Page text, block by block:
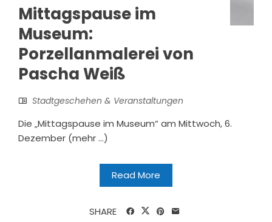
Mittagspause im
Museum:
Porzellanmalerei von
Pascha Weiß
Stadtgeschehen & Veranstaltungen
Die „Mittagspause im Museum“ am Mittwoch, 6.
Dezember (mehr …)
Read More
SHARE